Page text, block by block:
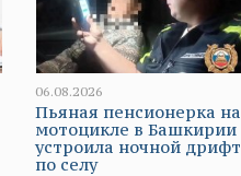
06.08.2026
Пьяная пенсионерка на
мотоцикле в Башкирии
устроила ночной дрифт
по селу